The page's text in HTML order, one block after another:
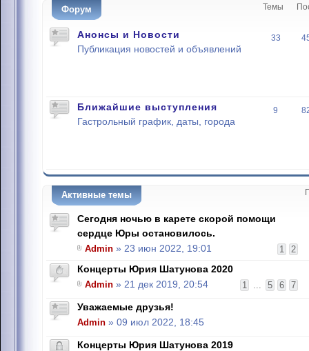
Форум Темы
Анонсы и Новости
Публикация новостей и объявлений
33
Ближайшие выступления
Гастрольный график, даты, города
9
Активные темы
Сегодня ночью в карете скорой помощи
сердце Юры остановилось.
1 2
Admin » 23 июн 2022, 19:01
Концерты Юрия Шатунова 2020
1 ... 5 6 7
Admin » 21 дек 2019, 20:54
Уважаемые друзья!
Admin » 09 июл 2022, 18:45
Концерты Юрия Шатунова 2019